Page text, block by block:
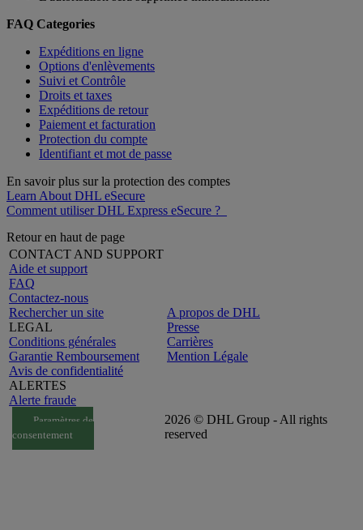
FAQ Categories
Expéditions en ligne
Options d'enlèvements
Suivi et Contrôle
Droits et taxes
Expéditions de retour
Paiement et facturation
Protection du compte
Identifiant et mot de passe
En savoir plus sur la protection des comptes
Learn About DHL eSecure
Comment utiliser DHL Express eSecure ?
Retour en haut de page
CONTACT AND SUPPORT
Aide et support
FAQ
Contactez-nous
Rechercher un site
LEGAL
Conditions générales
Garantie Remboursement
Avis de confidentialité
ALERTES
Alerte fraude
A propos de DHL
Presse
Carrières
Mention Légale
Paramètres de
consentement
2026 © DHL Group - All rights
reserved